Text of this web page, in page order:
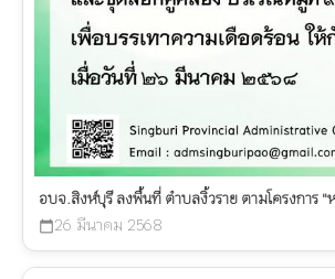
อบจ.สิงห์บุรี ลงพื้นที่ ตำบลงิ้วราย ตามโครงการ "
calendar_today26 มีนาคม 2568